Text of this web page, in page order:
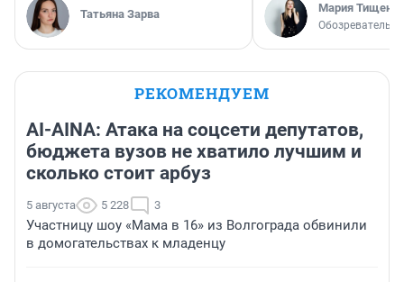
Татьяна Зарва Мария Тищенко
Обозреватель
РЕКОМЕНДУЕМ
AI-AINA: Атака на соцсети депутатов,
бюджета вузов не хватило лучшим и
сколько стоит арбуз
5 августа 5 228 3
Участницу шоу «Мама в 16» из Волгограда обвинили
в домогательствах к младенцу